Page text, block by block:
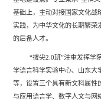
基础上，主动对接国家文化战
实践，为中华文化的长期繁荣
的后备人才。
“拔尖2.0班”注重发挥学
学语言科学实验中心、山东大
等，设置三个具有新文科属性
与应用语言学、数字人文与网